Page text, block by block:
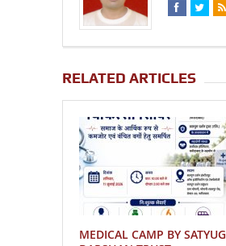
RELATED ARTICLES
MEDICAL CAMP BY SATYUG